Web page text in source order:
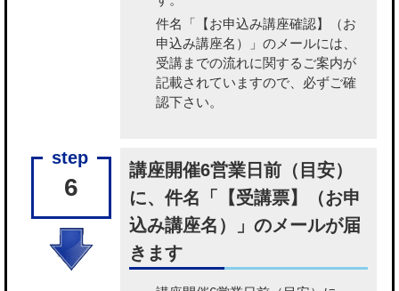
件名「【お申込み講座確認】（お
申込み講座名）」のメールには、
受講までの流れに関するご案内が
記載されていますので、必ずご確
認下さい。
6
講座開催6営業日前（目安）
に、件名「【受講票】（お申
込み講座名）」のメールが届
きます